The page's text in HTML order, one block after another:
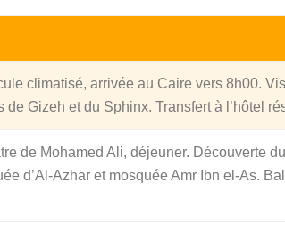
climatisé, arrivée au Caire vers 8h00.
Gizeh et du Sphinx. Transfert à l’hôtel
de Mohamed Ali, déjeuner. Découverte
d’Al-Azhar et mosquée Amr Ibn el-As.